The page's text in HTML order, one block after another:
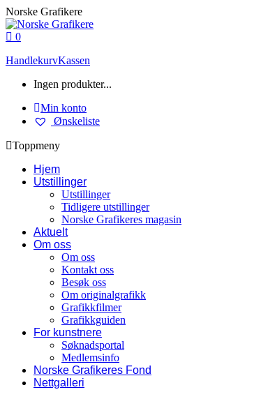
Skip
to
content
Norske Grafikere
0
HandlekurvKassen
Ingen produkter...
Min konto
Ønskeliste
Toppmeny
Hjem
Utstillinger
Utstillinger
Tidligere utstillinger
Norske Grafikeres magasin
Aktuelt
Om oss
Om oss
Kontakt oss
Besøk oss
Om originalgrafikk
Grafikkfilmer
Grafikkguiden
For kunstnere
Søknadsportal
Medlemsinfo
Norske Grafikeres Fond
Nettgalleri